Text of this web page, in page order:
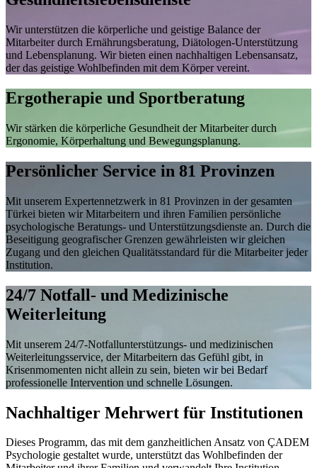
Wir unterstützen die körperliche und geistige Balance der
Mitarbeiter durch Ernährungsberatung, Diätologen-Unterstützung
und Lebensplanung. Wir bieten einen nachhaltigen Lebensansatz,
der das geistige Wohlbefinden mit dem Körper vereint.
Ergotherapie und Sportberatung
Wir stärken die körperliche Gesundheit der Mitarbeiter durch
Ergonomie, Körperhaltung und Bewegungsplanung.
Persönlicher Service in 81 Provinzen
Mit unserem Expertennetzwerk in 81 Provinzen in der gesamten
Türkei bieten wir Mitarbeitern und ihren Familien persönliche
psychologische Beratungs- und Unterstützungsdienste an. Durch die
Beseitigung geografischer Grenzen gewährleisten wir gleichen
Zugang und den gleichen Qualitätsstandard für die Mitarbeiter jeder
Institution.
24/7 Notfall- und Medizinische
Weiterleitung
Mit unserem 24/7-Notfallunterstützungs- und medizinischen
Weiterleitungsservice, der Mitarbeitern das Gefühl gibt, in
Krisenmomenten nicht allein zu sein, bieten wir bei Bedarf
professionelle Intervention und schnelle Lösungen.
Nachhaltiger Mehrwert für Institutionen
Dieses Programm, das mit dem ganzheitlichen Ansatz von ÇADEM
Psychologie gestaltet wurde, unterstützt das Wohlbefinden der